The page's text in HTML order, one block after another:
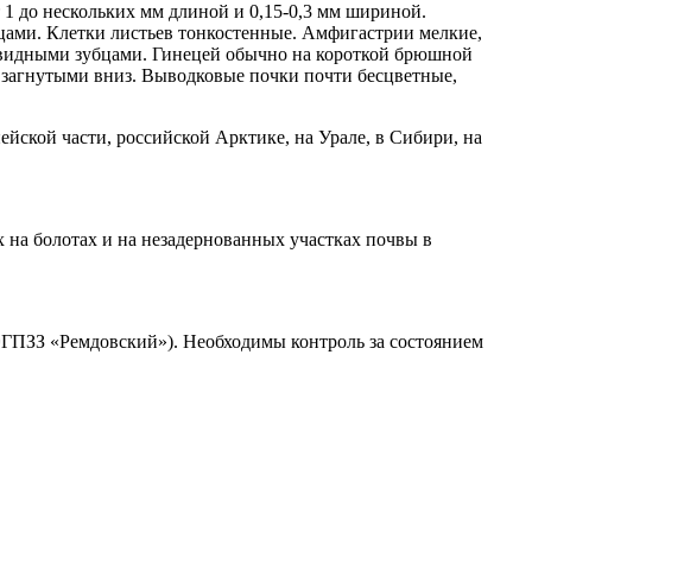
1 до нескольких мм длиной и 0,15-0,3 мм шириной.
Клетки листьев тон­костенные. Амфигастрии мелкие,
зубцами. Гинецей обычно на короткой брюшной
вниз. Выводковые почки почти бесцветные,
части, российской Арктике, на Урале, в Сибири, на
болотах и на незадернованных участках почвы в
«Ремдовский»). Необходимы контроль за состоянием